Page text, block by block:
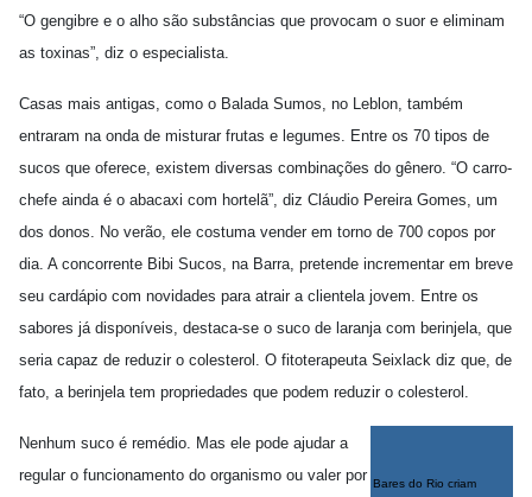
“O gengibre e o alho são substâncias que provocam o suor e eliminam
as toxinas”, diz o especialista.
Casas mais antigas, como o Balada Sumos, no Leblon, também
entraram na onda de misturar frutas e legumes. Entre os 70 tipos de
sucos que oferece, existem diversas combinações do gênero. “O carro-
chefe ainda é o abacaxi com hortelã”, diz Cláudio Pereira Gomes, um
dos donos. No verão, ele costuma vender em torno de 700 copos por
dia. A concorrente Bibi Sucos, na Barra, pretende incrementar em breve
seu cardápio com novidades para atrair a clientela jovem. Entre os
sabores já disponíveis, destaca-se o suco de laranja com berinjela, que
seria capaz de reduzir o colesterol. O fitoterapeuta Seixlack diz que, de
fato, a berinjela tem propriedades que podem reduzir o colesterol.
Bares do Rio criam
Nenhum suco é remédio. Mas ele pode ajudar a
regular o funcionamento do organismo ou valer por